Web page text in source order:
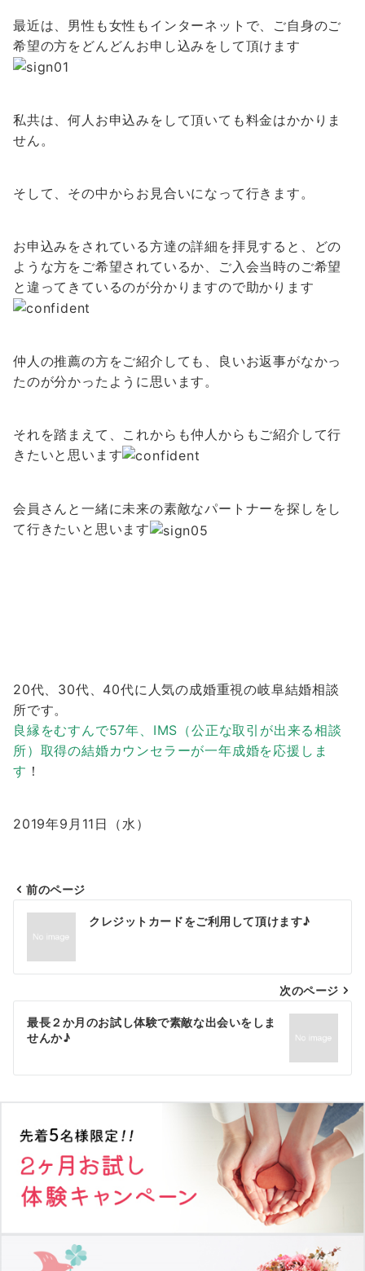
最近は、男性も女性もインターネットで、ご自身のご
希望の方をどんどんお申し込みをして頂けます
私共は、何人お申込みをして頂いても料金はかかりま
せん。
そして、その中からお見合いになって行きます。
お申込みをされている方達の詳細を拝見すると、どの
ような方をご希望されているか、ご入会当時のご希望
と違ってきているのが分かりますので助かります
仲人の推薦の方をご紹介しても、良いお返事がなかっ
たのが分かったように思います。
それを踏まえて、これからも仲人からもご紹介して行
きたいと思います
会員さんと一緒に未来の素敵なパートナーを探しをし
て行きたいと思います
20代、30代、40代に人気の成婚重視の岐阜結婚相談
所です。
良縁をむすんで57年、IMS（公正な取引が出来る相談
所）取得の結婚カウンセラーが一年成婚を応援しま
す ！
2019年9月11日（水）
投
ナ
ビ
ゲ
シ
ョ
ン
前のページ
クレジットカードをご利用して頂けます♪
次のページ
最長２か月のお試し体験で素敵な出会いをしま
せんか♪